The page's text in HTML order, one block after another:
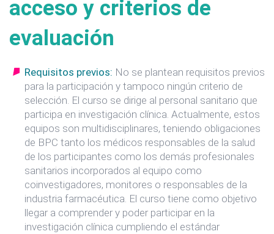
acceso y criterios de
evaluación
Requisitos previos: No se plantean requisitos previos
para la participación y tampoco ningún criterio de
selección. El curso se dirige al personal sanitario que
participa en investigación clínica. Actualmente, estos
equipos son multidisciplinares, teniendo obligaciones
de BPC tanto los médicos responsables de la salud
de los participantes como los demás profesionales
sanitarios incorporados al equipo como
coinvestigadores, monitores o responsables de la
industria farmacéutica. El curso tiene como objetivo
llegar a comprender y poder participar en la
investigación clínica cumpliendo el estándar